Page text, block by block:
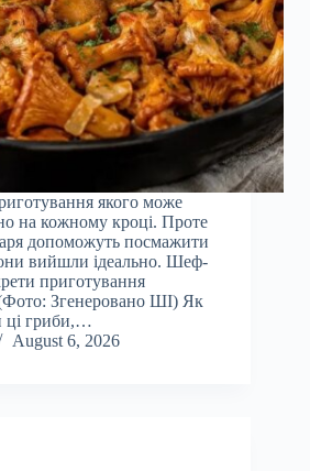
якого може
на кожному кроці. Проте
допоможуть посмажити
вийшли ідеально. Шеф-
приготування
Згенеровано ШІ) Як
ці гриби,…
August 6, 2026